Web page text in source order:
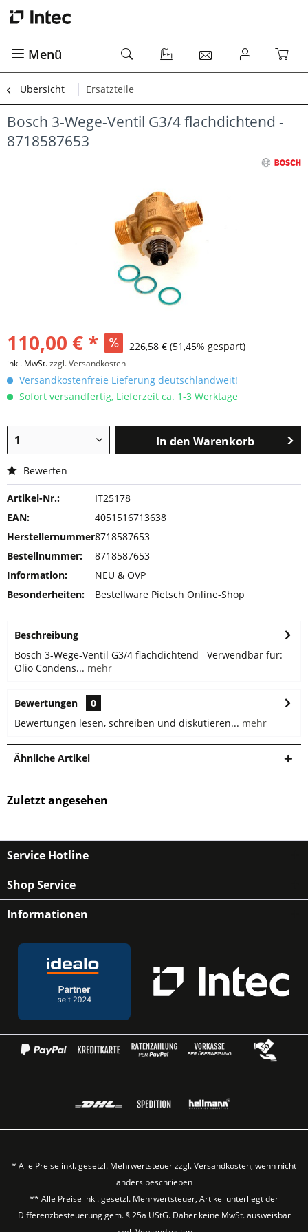
Menü
Übersicht Ersatzteile
Bosch 3-Wege-Ventil G3/4 flachdichtend -
8718587653
110,00 € * 226,58 €(51,45% gespart)
inkl. MwSt.zzgl. Versandkosten
Versandkostenfreie Lieferung deutschlandweit!
Sofort versandfertig, Lieferzeit ca. 1-3 Werktage
In den Warenkorb
Bewerten
Artikel-Nr.:
IT25178
EAN:
4051516713638
Herstellernummer:8718587653
Bestellnummer:
8718587653
Information:
NEU & OVP
Besonderheiten:
Bestellware Pietsch Online-Shop
Beschreibung
Bosch 3-Wege-Ventil G3/4 flachdichtend Verwendbar für:
Olio Condens... mehr
Bewertungen
0
Bewertungen lesen, schreiben und diskutieren... mehr
Ähnliche Artikel
Zuletzt angesehen
Service Hotline
Shop Service
Informationen
* Alle Preise inkl. gesetzl. Mehrwertsteuer zzgl.Versandkosten, wenn nicht
anders beschrieben
** Alle Preise inkl. gesetzl. Mehrwertsteuer, Artikel unterliegt der
Differenzbesteuerung gem. § 25a UStG. Daher keine MwSt. ausweisbar